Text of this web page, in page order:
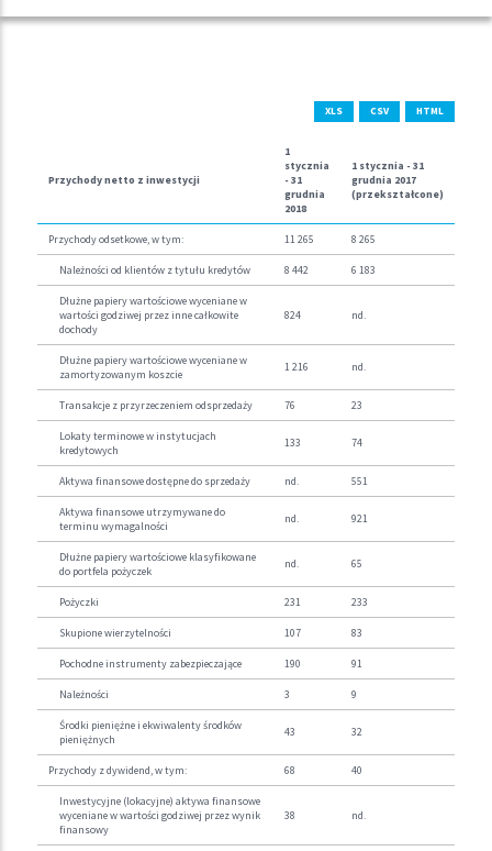
XLS CSV HTML
Przychody netto z inwestycji
1
stycznia
-31
grudnia
2018
1 stycznia -31
grudnia 2017
(przekształcone)
Przychody odsetkowe, w tym: 11 265 8 265
Należności od klientów z tytułu kredytów 8 442 6 183
Dłużne papiery wartościowe wyceniane w
wartości godziwej przez inne całkowite
dochody
824 nd.
Dłużne papiery wartościowe wyceniane w
zamortyzowanym koszcie
1 216 nd.
Transakcje z przyrzeczeniem odsprzedaży 76 23
Lokaty terminowe w instytucjach
kredytowych
133 74
Aktywa finansowe dostępne do sprzedaży nd. 551
Aktywa finansowe utrzymywane do
terminu wymagalności
nd. 921
Dłużne papiery wartościowe klasyfikowane
do portfela pożyczek
nd. 65
Pożyczki 231 233
Skupione wierzytelności 107 83
Pochodne instrumenty zabezpieczające 190 91
Należności 3 9
Środki pieniężne i ekwiwalenty środków
pieniężnych
43 32
Przychody z dywidend, w tym: 68 40
Inwestycyjne (lokacyjne) aktywa finansowe
wyceniane w wartości godziwej przez wynik
finansowy
38 nd.